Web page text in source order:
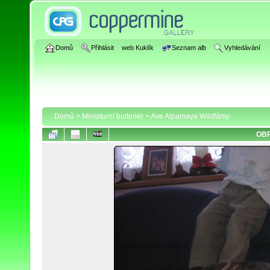
Domů Přihlásit web Kuklík Seznam alb Vyhledávání
Domů > Miniaturní bulteriér >Ave Alpamaya Wildfámy